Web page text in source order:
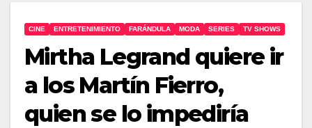
CINE ENTRETENIMIENTO FARÁNDULA MODA SERIES TV SHOWS
Mirtha Legrand quiere ir
a los Martín Fierro,
quien se lo impediría